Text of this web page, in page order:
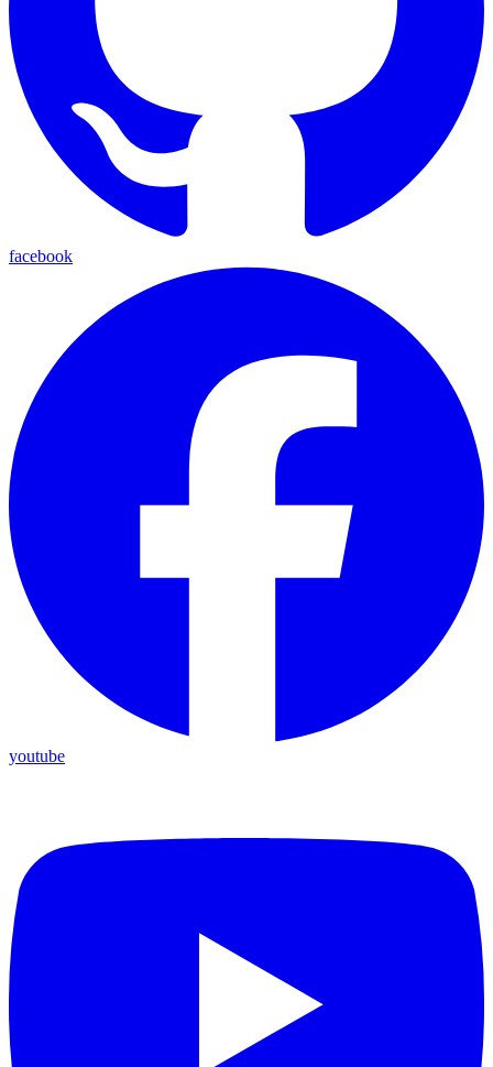
facebook
youtube